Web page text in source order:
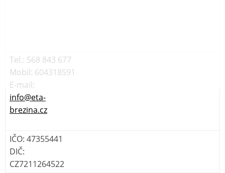
Tel.: 568 843 677
Mobil: 604318591
E-mail:
info@eta-
brezina.cz
IČO: 47355441
DIČ:
CZ7211264522